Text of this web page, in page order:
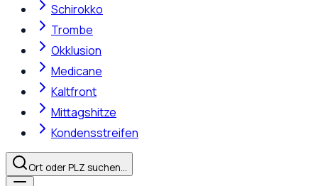
Schirokko
Trombe
Okklusion
Medicane
Kaltfront
Mittagshitze
Kondensstreifen
Ort oder PLZ suchen…